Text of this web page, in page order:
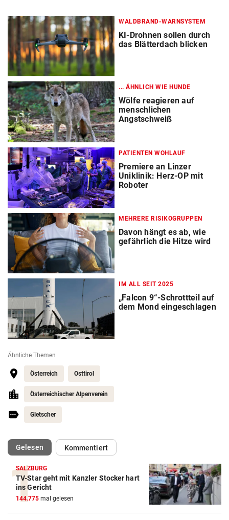
WALDBRAND-WARNSYSTEM
KI-Drohnen sollen durch
das Blätterdach blicken
... ÄHNLICH WIE HUNDE
Wölfe reagieren auf
menschlichen
Angstschweiß
PATIENTEN WOHLAUF
Premiere an Linzer
Uniklinik: Herz-OP mit
Roboter
MEHRERE RISIKOGRUPPEN
Davon hängt es ab, wie
gefährlich die Hitze wird
IM ALL SEIT 2025
„Falcon 9“-Schrottteil auf
dem Mond eingeschlagen
Ähnliche Themen
Österreich Osttirol
Österreichischer Alpenverein
Gletscher
Gelesen(ausgewählt)Kommentiert
SALZBURG
TV-Star geht mit Kanzler Stocker hart
ins Gericht
144.775 mal gelesen